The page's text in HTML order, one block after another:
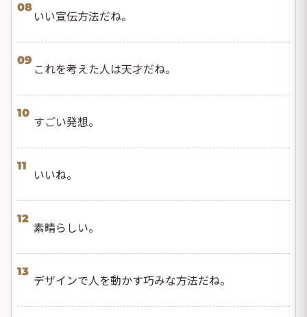
08
いい宣伝方法だね。
09
これを考えた人は天才だね。
10
すごい発想。
11
いいね。
12
素晴らしい。
13
デザインで人を動かす巧みな方法だね。